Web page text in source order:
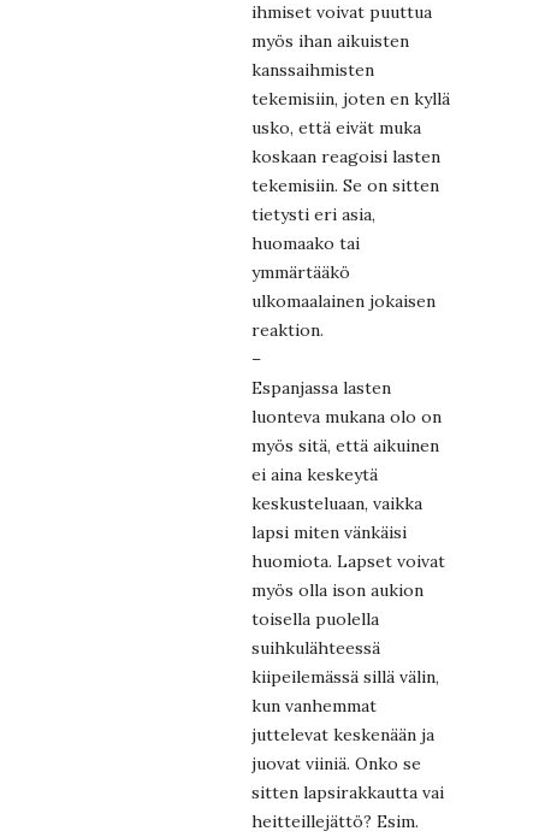
ihmiset voivat puuttua
myös ihan aikuisten
kanssaihmisten
tekemisiin, joten en kyllä
usko, että eivät muka
koskaan reagoisi lasten
tekemisiin. Se on sitten
tietysti eri asia,
huomaako tai
ymmärtääkö
ulkomaalainen jokaisen
reaktion.
–
Espanjassa lasten
luonteva mukana olo on
myös sitä, että aikuinen
ei aina keskeytä
keskusteluaan, vaikka
lapsi miten vänkäisi
huomiota. Lapset voivat
myös olla ison aukion
toisella puolella
suihkulähteessä
kiipeilemässä sillä välin,
kun vanhemmat
juttelevat keskenään ja
juovat viiniä. Onko se
sitten lapsirakkautta vai
heitteillejättö? Esim.